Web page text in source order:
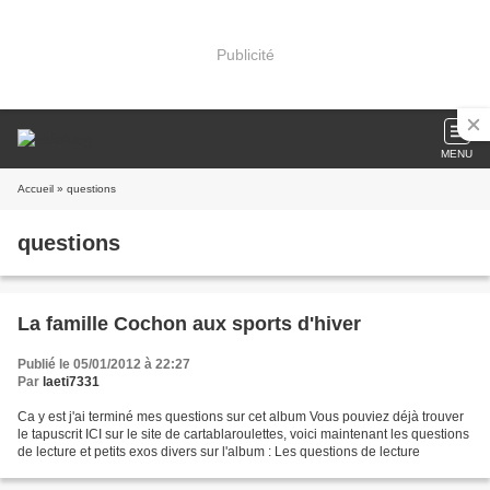
Publicité
MENU
Accueil » questions
questions
La famille Cochon aux sports d'hiver
Publié le 05/01/2012 à 22:27
Par laeti7331
Ca y est j'ai terminé mes questions sur cet album Vous pouviez déjà trouver
le tapuscrit ICI sur le site de cartablaroulettes, voici maintenant les questions
de lecture et petits exos divers sur l'album : Les questions de lecture